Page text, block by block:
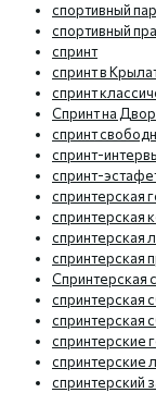
спортивный
спортивный
спринт
спринт в
спринт
Спринт на
спринт
спринт-
спринт-
спринтерская
спринтерская
спринтерская
спринтерская
Спринтерская
спринтерская
спринтерская
спринтерские
спринтерские
спринтерский